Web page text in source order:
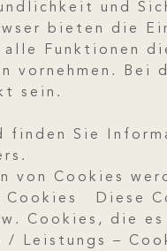
und
bieten die
alle Funktionen
vornehmen. Bei
sein.
finden Sie
von Cookies
Cookies Diese
Cookies, die
/ Leistungs –